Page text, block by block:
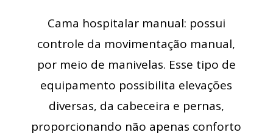
Cama hospitalar manual: possui
controle da movimentação manual,
por meio de manivelas. Esse tipo de
equipamento possibilita elevações
diversas, da cabeceira e pernas,
proporcionando não apenas conforto